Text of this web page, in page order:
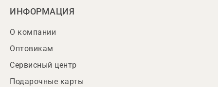
ИНФОРМАЦИЯ
О компании
Оптовикам
Сервисный центр
Подарочные карты